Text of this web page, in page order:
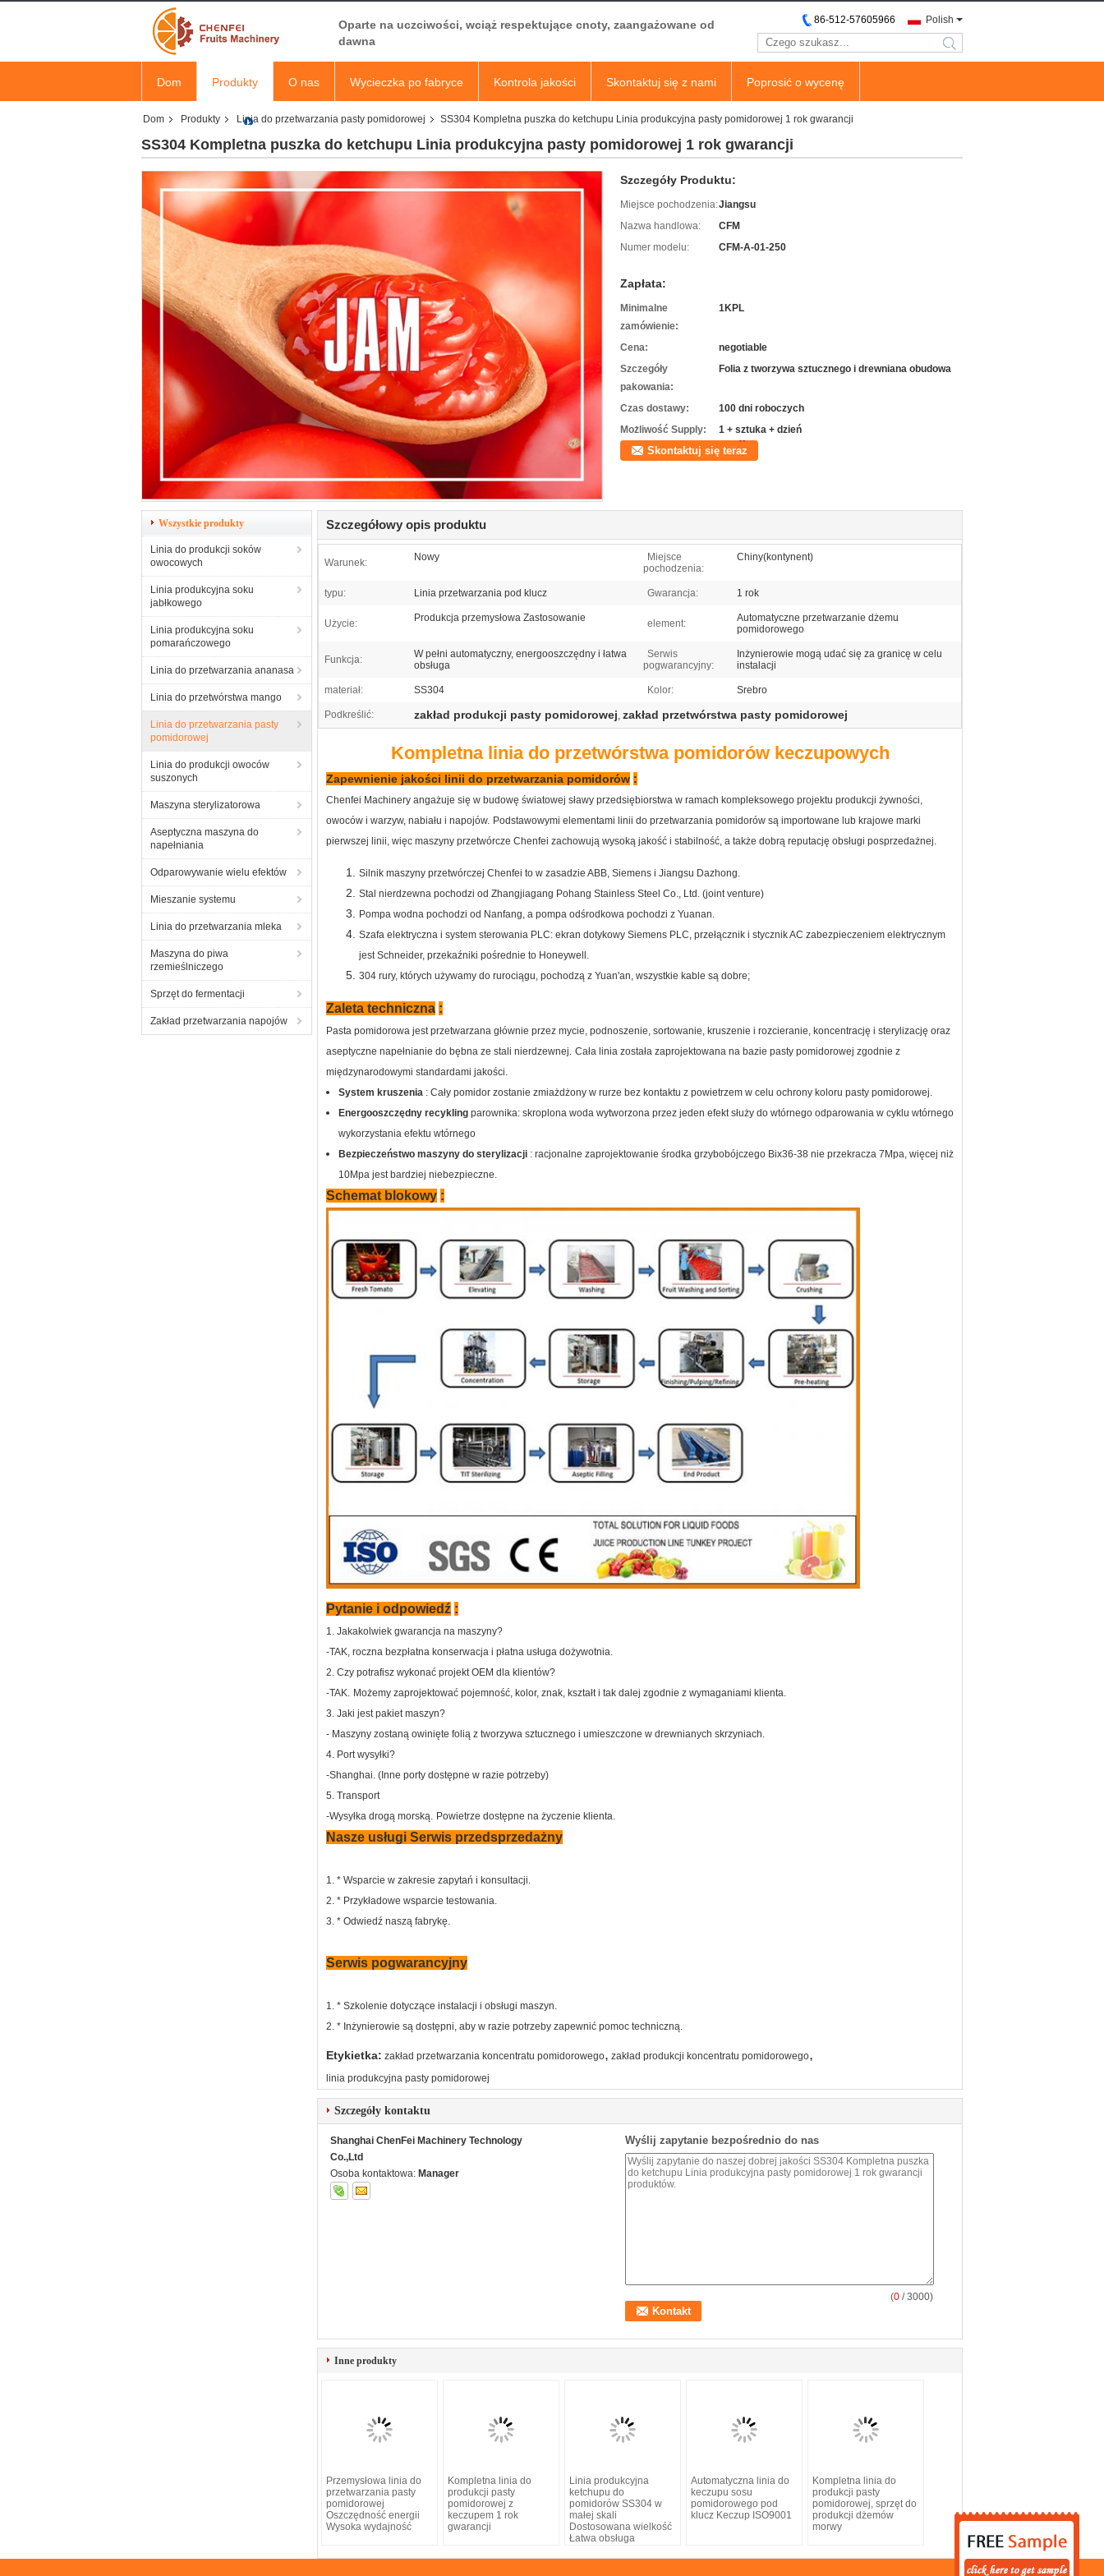
Oparte na uczciwości, wciąż respektujące cnoty, zaangażowane od
dawna
Polish
86-512-57605966
search
Dom Produkty O nas Wycieczka po fabryce Kontrola jakości Skontaktuj się z nami Poprosić o wycenę
Dom Produkty Linia do przetwarzania pasty pomidorowej SS304 Kompletna puszka do ketchupu Linia produkcyjna pasty pomidorowej 1 rok gwarancji
SS304 Kompletna puszka do ketchupu Linia produkcyjna pasty pomidorowej 1 rok gwarancji
Szczegóły Produktu:
Miejsce pochodzenia:Jiangsu
Nazwa handlowa:
CFM
Numer modelu:
CFM-A-01-250
Zapłata:
Minimalne
zamówienie:
1KPL
Cena:
negotiable
Szczegóły
pakowania:
Folia z tworzywa sztucznego i drewniana obudowa
Czas dostawy:
100 dni roboczych
Możliwość Supply:
1 + sztuka + dzień
Skontaktuj się teraz
Wszystkie produkty
Linia do produkcji soków
owocowych
Linia produkcyjna soku
jabłkowego
Linia produkcyjna soku
pomarańczowego
Linia do przetwarzania ananasa
Linia do przetwórstwa mango
Linia do przetwarzania pasty
pomidorowej
Linia do produkcji owoców
suszonych
Maszyna sterylizatorowa
Aseptyczna maszyna do
napełniania
Odparowywanie wielu efektów
Mieszanie systemu
Linia do przetwarzania mleka
Maszyna do piwa
rzemieślniczego
Sprzęt do fermentacji
Zakład przetwarzania napojów
Szczegółowy opis produktu
Warunek: Nowy
Miejsce
pochodzenia:
Chiny(kontynent)
typu: Linia przetwarzania pod klucz Gwarancja: 1 rok
Użycie: Produkcja przemysłowa Zastosowanie element:
Automatyczne przetwarzanie dżemu
pomidorowego
Funkcja:
W pełni automatyczny, energooszczędny i łatwa
obsługa
Serwis
pogwarancyjny:
Inżynierowie mogą udać się za granicę w celu
instalacji
materiał: SS304 Kolor: Srebro
Podkreślić: zakład produkcji pasty pomidorowej, zakład przetwórstwa pasty pomidorowej
Kompletna linia do przetwórstwa pomidorów keczupowych
Zapewnienie jakości linii do przetwarzania pomidorów :
Chenfei Machinery angażuje się w budowę światowej sławy przedsiębiorstwa w ramach kompleksowego projektu produkcji żywności,
owoców i warzyw, nabiału i napojów. Podstawowymi elementami linii do przetwarzania pomidorów są importowane lub krajowe marki
pierwszej linii, więc maszyny przetwórcze Chenfei zachowują wysoką jakość i stabilność, a także dobrą reputację obsługi posprzedażnej.
Silnik maszyny przetwórczej Chenfei to w zasadzie ABB, Siemens i Jiangsu Dazhong.
Stal nierdzewna pochodzi od Zhangjiagang Pohang Stainless Steel Co., Ltd. (joint venture)
Pompa wodna pochodzi od Nanfang, a pompa odśrodkowa pochodzi z Yuanan.
Szafa elektryczna i system sterowania PLC: ekran dotykowy Siemens PLC, przełącznik i stycznik AC zabezpieczeniem elektrycznym
jest Schneider, przekaźniki pośrednie to Honeywell.
304 rury, których używamy do rurociągu, pochodzą z Yuan'an, wszystkie kable są dobre;
Zaleta techniczna :
Pasta pomidorowa jest przetwarzana głównie przez mycie, podnoszenie, sortowanie, kruszenie i rozcieranie, koncentrację i sterylizację oraz
aseptyczne napełnianie do bębna ze stali nierdzewnej. Cała linia została zaprojektowana na bazie pasty pomidorowej zgodnie z
międzynarodowymi standardami jakości.
System kruszenia : Cały pomidor zostanie zmiażdżony w rurze bez kontaktu z powietrzem w celu ochrony koloru pasty pomidorowej.
Energooszczędny recykling parownika: skroplona woda wytworzona przez jeden efekt służy do wtórnego odparowania w cyklu wtórnego
wykorzystania efektu wtórnego
Bezpieczeństwo maszyny do sterylizacji : racjonalne zaprojektowanie środka grzybobójczego Bix36-38 nie przekracza 7Mpa, więcej niż
10Mpa jest bardziej niebezpieczne.
Schemat blokowy :
Pytanie i odpowiedź :
1. Jakakolwiek gwarancja na maszyny?
-TAK, roczna bezpłatna konserwacja i płatna usługa dożywotnia.
2. Czy potrafisz wykonać projekt OEM dla klientów?
-TAK.
Możemy zaprojektować pojemność, kolor, znak, kształt i tak dalej zgodnie z wymaganiami klienta.
3. Jaki jest pakiet maszyn?
- Maszyny zostaną owinięte folią z tworzywa sztucznego i umieszczone w drewnianych skrzyniach.
4. Port wysyłki?
-Shanghai. (Inne porty dostępne w razie potrzeby)
5. Transport
-Wysyłka drogą morską.
Powietrze dostępne na życzenie klienta.
Nasze usługi Serwis przedsprzedażny
1. * Wsparcie w zakresie zapytań i konsultacji.
2. * Przykładowe wsparcie testowania.
3. * Odwiedź naszą fabrykę.
Serwis pogwarancyjny
1. * Szkolenie dotyczące instalacji i obsługi maszyn.
2. * Inżynierowie są dostępni, aby w razie potrzeby zapewnić pomoc techniczną.
Etykietka: zakład przetwarzania koncentratu pomidorowego, zakład produkcji koncentratu pomidorowego,
linia produkcyjna pasty pomidorowej
Szczegóły kontaktu
Shanghai ChenFei Machinery Technology
Co.,Ltd
Osoba kontaktowa: Manager
Wyślij zapytanie bezpośrednio do nas
(0 / 3000)
Inne produkty
Przemysłowa linia do
przetwarzania pasty
pomidorowej
Oszczędność energii
Wysoka wydajność
Kompletna linia do
produkcji pasty
pomidorowej z
keczupem 1 rok
gwarancji
Linia produkcyjna
ketchupu do
pomidorów SS304 w
małej skali
Dostosowana wielkość
Łatwa obsługa
Automatyczna linia do
keczupu sosu
pomidorowego pod
klucz Keczup ISO9001
Kompletna linia do
produkcji pasty
pomidorowej, sprzęt do
produkcji dżemów
morwy